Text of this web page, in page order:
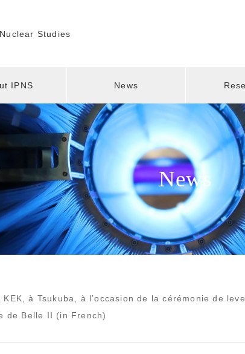
Nuclear Studies
IPNS News
News
à Tsukuba, à l’occasion de la cérémonie de
de Belle II (in French)